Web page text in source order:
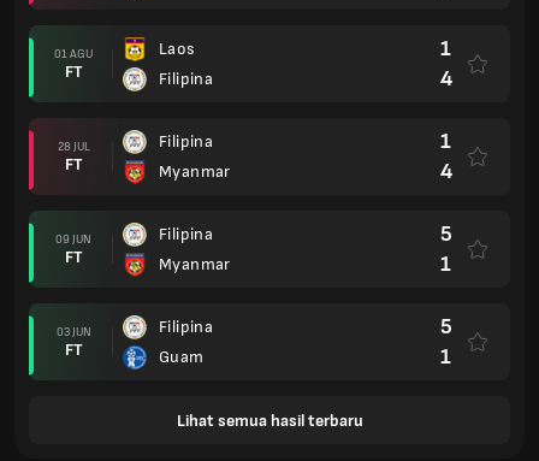
01 AGU
FT
Laos
Filipina
1
4
28 JUL
FT
Filipina
Myanmar
1
4
09 JUN
FT
Filipina
Myanmar
5
1
03 JUN
FT
Filipina
Guam
5
1
Lihat semua hasil terbaru